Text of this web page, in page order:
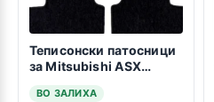
Теписонски патосници
за Mitsubishi ASX
ВО ЗАЛИХА